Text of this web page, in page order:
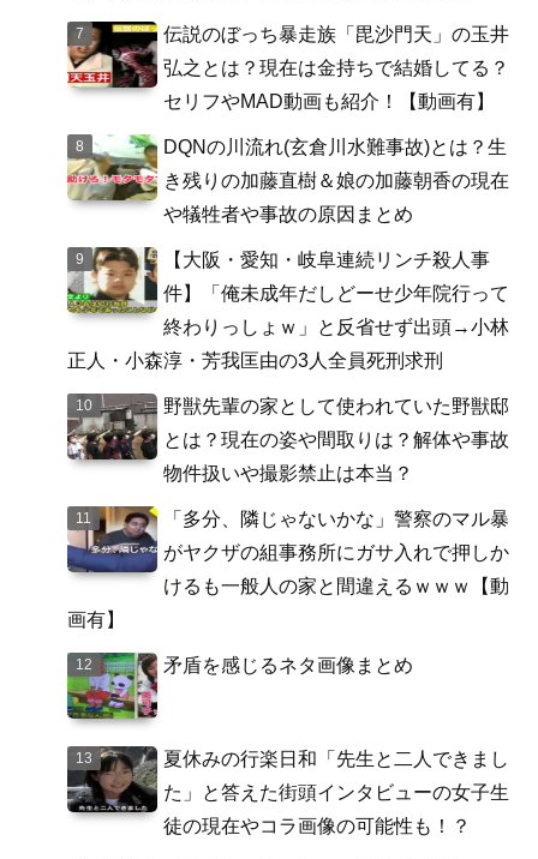
伝説のぼっち暴走族「毘沙門天」の玉井
弘之とは？現在は金持ちで結婚してる？
セリフやMAD動画も紹介！【動画有】
DQNの川流れ(玄倉川水難事故)とは？生
き残りの加藤直樹＆娘の加藤朝香の現在
や犠牲者や事故の原因まとめ
【大阪・愛知・岐阜連続リンチ殺人事
件】「俺未成年だしどーせ少年院行って
終わりっしょｗ」と反省せず出頭→小林
正人・小森淳・芳我匡由の3人全員死刑求刑
野獣先輩の家として使われていた野獣邸
とは？現在の姿や間取りは？解体や事故
物件扱いや撮影禁止は本当？
「多分、隣じゃないかな」警察のマル暴
がヤクザの組事務所にガサ入れで押しか
けるも一般人の家と間違えるｗｗｗ【動
画有】
矛盾を感じるネタ画像まとめ
夏休みの行楽日和「先生と二人できまし
た」と答えた街頭インタビューの女子生
徒の現在やコラ画像の可能性も！？